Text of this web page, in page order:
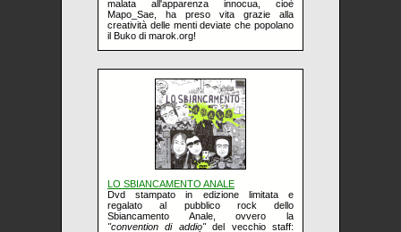
malata all'apparenza innocua, cioè
Mapo_Sae, ha preso vita grazie alla
creatività delle menti deviate che popolano
il Buko di marok.org!
LO SBIANCAMENTO ANALE
Dvd stampato in edizione limitata e
regalato al pubblico rock dello
Sbiancamento Anale, ovvero la
"convention di addio"del vecchio staff: